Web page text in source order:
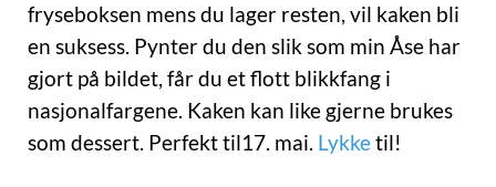
fryseboksen mens du lager resten, vil kaken bli
en suksess. Pynter du den slik som min Åse har
gjort på bildet, får du et flott blikkfang i
nasjonalfargene. Kaken kan like gjerne brukes
som dessert. Perfekt til17. mai. Lykketil!